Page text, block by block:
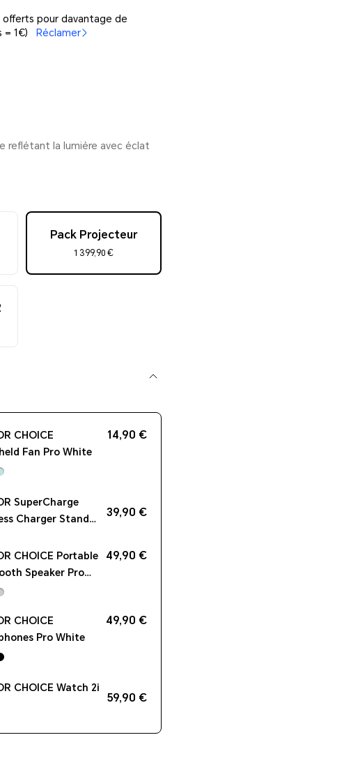
offerts pour davantage de
= 1€)
Réclamer
reflétant la lumière avec éclat
Pack Projecteur
1 399,90 €
CHOICE
Fan Pro White
14,90 €
SuperCharge
Charger Stand
39,90 €
CHOICE Portable
Speaker Pro
49,90 €
CHOICE
Pro White
49,90 €
CHOICE Watch 2i
59,90 €